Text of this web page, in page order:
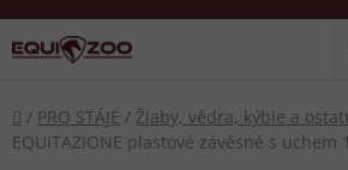
Domů
/ PRO STÁJE / Žlaby, vědra, kýble a
EQUITAZIONE plastové závěsné s uchem